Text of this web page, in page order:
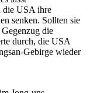
die USA ihre
senken. Sollten sie
die
durch, die USA
Gebirge wieder